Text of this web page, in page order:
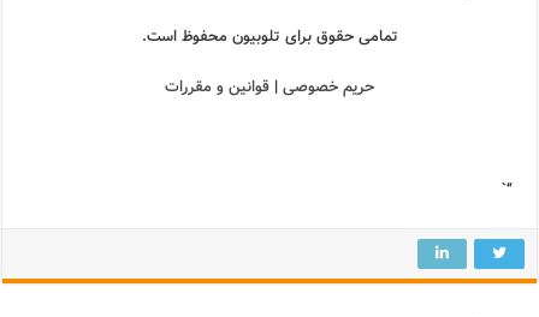
تمامی حقوق برای تلوبیون محفوظ است.
حریم خصوصی| قوانین و مقررات
“`